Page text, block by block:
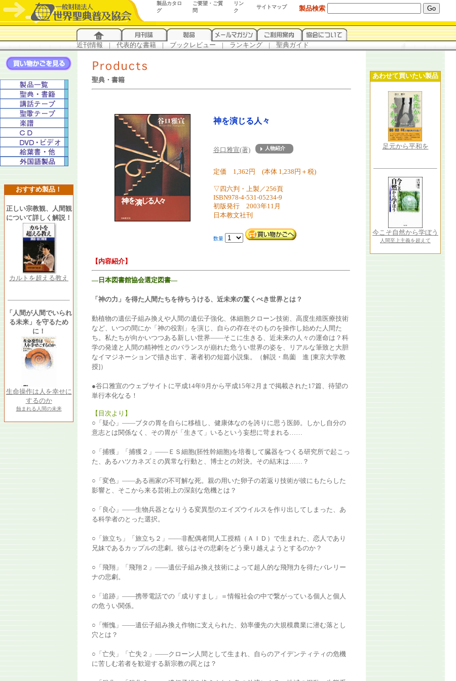
製品カタロ
グ
ご要望・ご質
問
リン
ク
サイトマップ 製品検索
近刊情報 | 代表的な書籍 | ブックレビュー | ランキング | 聖典ガイド
おすすめ製品！
正しい宗教観、人間観
について詳しく解説！
カルトを超える教え
「人間が人間でいられ
る未来」を守るため
に！
生命操作は人を幸せに
するのか
蝕まれる人間の未来
聖典・書籍
神を演じる人々
谷口雅宣(著)
about
定価 1,362円 (本体 1,238円＋税)
▽四六判・上製／256頁
ISBN978-4-531-05234-9
初版発行 2003年11月
日本教文社刊
数量
【内容紹介】
―日本図書館協会選定図書―
「神の力」を得た人間たちを待ちうける、近未来の驚くべき世界とは？
動植物の遺伝子組み換えや人間の遺伝子強化、体細胞クローン技術、高度生殖医療技術
など、いつの間にか「神の役割」を演じ、自らの存在そのものを操作し始めた人間た
ち。私たちが向かいつつある新しい世界――そこに生きる、近未来の人々の運命は？科
学の発達と人間の精神性とのバランスが崩れた危うい世界の姿を、リアルな筆致と大胆
なイマジネーションで描き出す、著者初の短篇小説集。（解説・島薗 進 [東京大学教
授]）
●谷口雅宣のウェブサイトに平成14年9月から平成15年2月まで掲載された17篇、待望の
単行本化なる！
【目次より】
○「疑心」――ブタの胃を自らに移植し、健康体なのを誇りに思う医師。しかし自分の
意志とは関係なく、その胃が「生きて」いるという妄想に苛まれる……
○「捕獲」「捕獲２」――ＥＳ細胞(胚性幹細胞)を培養して臓器をつくる研究所で起こっ
た、あるハツカネズミの異常な行動と、博士との対決。その結末は……？
○「変色」――ある画家の不可解な死。親の用いた卵子の若返り技術が彼にもたらした
影響と、そこから来る芸術上の深刻な危機とは？
○「良心」――生物兵器となりうる変異型のエイズウイルスを作り出してしまった、あ
る科学者のとった選択。
○「旅立ち」「旅立ち２」――非配偶者間人工授精（ＡＩＤ）で生まれた、恋人であり
兄妹であるカップルの悲劇。彼らはその悲劇をどう乗り越えようとするのか？
○「飛翔」「飛翔２」――遺伝子組み換え技術によって超人的な飛翔力を得たバレリー
ナの悲劇。
○「追跡」――携帯電話での「成りすまし」＝情報社会の中で繋がっている個人と個人
の危うい関係。
○「慚愧」――遺伝子組み換え作物に支えられた、効率優先の大規模農業に潜む落とし
穴とは？
○「亡失」「亡失２」――クローン人間として生まれ、自らのアイデンティティの危機
に苦しむ若者を歓迎する新宗教の罠とは？
あわせて買いたい製品
足元から平和を
今こそ自然から学ぼう
人間至上主義を超えて